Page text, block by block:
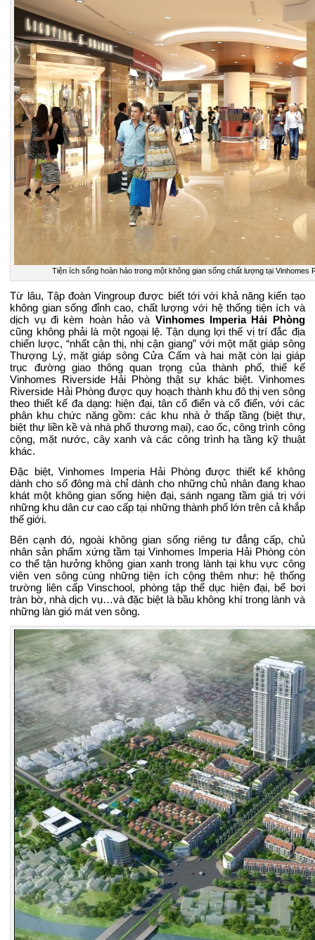
Tiện ích sống hoàn hảo trong một không gian sống chất lượng tại Vinhomes
Từ lâu, Tập đoàn Vingroup được biết tới với khả năng kiến tạo
không gian sống đỉnh cao, chất lượng với hệ thống tiện ích và
dịch vụ đi kèm hoàn hảo và Vinhomes Imperia Hải Phòng
cũng không phải là một ngoại lệ. Tận dụng lợi thế vị trí đắc địa
chiến lược, “nhất cận thị, nhị cận giang” với một mặt giáp sông
Thượng Lý, mặt giáp sông Cửa Cấm và hai mặt còn lại giáp
trục đường giao thông quan trọng của thành phố, thiế kế
Vinhomes Riverside Hải Phòng thật sự khác biệt. Vinhomes
Riverside Hải Phòng được quy hoạch thành khu đô thị ven sông
theo thiết kế đa dạng: hiện đại, tân cổ điển và cổ điển, với các
phân khu chức năng gồm: các khu nhà ở thấp tầng (biệt thự,
biệt thự liền kề và nhà phố thương mại), cao ốc, công trình công
cộng, mặt nước, cây xanh và các công trình hạ tầng kỹ thuật
khác.
Đặc biệt, Vinhomes Imperia Hải Phòng được thiết kế không
dành cho số đông mà chỉ dành cho những chủ nhân đang khao
khát một không gian sống hiện đại, sánh ngang tầm giá trị với
những khu dân cư cao cấp tại những thành phố lớn trên cả khắp
thế giới.
Bên cạnh đó, ngoài không gian sống riêng tư đẳng cấp, chủ
nhân sản phẩm xứng tầm tại Vinhomes Imperia Hải Phòng còn
co thể tận hưởng không gian xanh trong lành tại khu vực công
viên ven sông cùng những tiện ích cộng thêm như: hệ thống
trường liên cấp Vinschool, phòng tập thể dục hiện đại, bể bơi
tràn bờ, nhà dịch vụ…và đặc biệt là bầu không khí trong lành và
những làn gió mát ven sông.